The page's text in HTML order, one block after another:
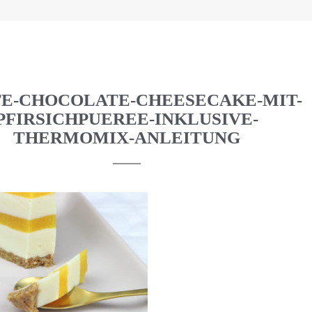
CHOCOLATE-CHEESECAKE-MIT-
INKLUSIVE-
THERMOMIX-ANLEITUNG